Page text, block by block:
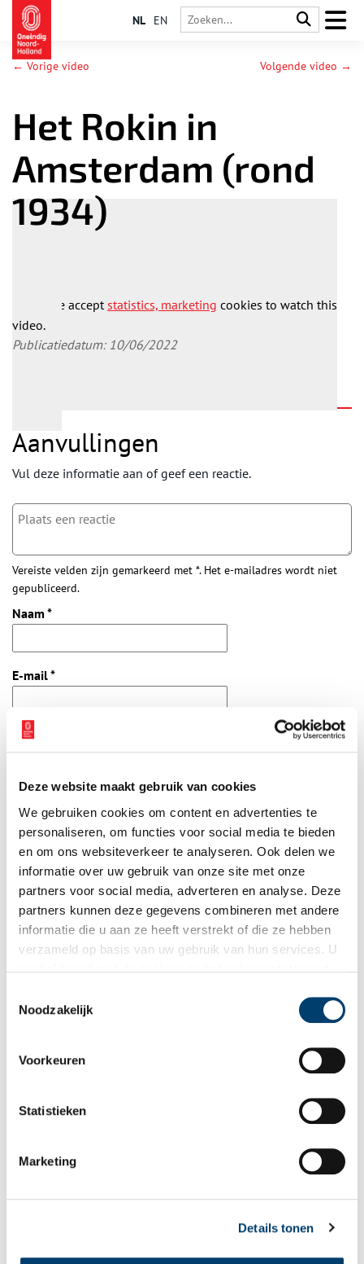
Deze website maakt gebruik van cookies
We gebruiken cookies om content en advertenties te
personaliseren, om functies voor social media te bieden
en om ons websiteverkeer te analyseren. Ook delen we
informatie over uw gebruik van onze site met onze
partners voor social media, adverteren en analyse. Deze
partners kunnen deze gegevens combineren met andere
informatie die u aan ze heeft verstrekt of die ze hebben
verzameld op basis van uw gebruik van hun services. U
Noodzakelijk
Voorkeuren
Statistieken
Marketing
Details tonen
NL EN
← Vorige video Volgende video →
Het Rokin in
Amsterdam (rond
1934)
Please acceptstatistics, marketing cookies to watch this
video.
Publicatiedatum: 10/06/2022
Aanvullingen
Vul deze informatie aan of geef een reactie.
Vereiste velden zijn gemarkeerd met *. Het e-mailadres wordt niet
gepubliceerd.
Naam *
E-mail*
Vink dit aan als u op de hoogte gehouden wil worden.
Bekijk meer video's
Een jaar rond in de Eendenkooi ’t Zand
Tien verdwenen pretparken